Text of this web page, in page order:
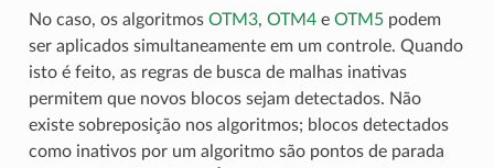
No caso, os algoritmos OTM3, OTM4e OTM5podem
ser aplicados simultaneamente em um controle. Quando
isto é feito, as regras de busca de malhas inativas
permitem que novos blocos sejam detectados. Não
existe sobreposição nos algoritmos; blocos detectados
como inativos por um algoritmo são pontos de parada